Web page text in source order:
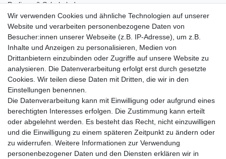
Pralinen & Schokolade
Lebensmittel
Gutscheine
Informationen
Zahlungsarten
Versandkosten
Service
Rezepte
Newsletter
Blog
Choco Patiss
|
Wir verwenden Cookies und ähnliche Technologien auf unserer
Website und verarbeiten personenbezogene Daten von
Besucher:innen unserer Webseite (z.B. IP-Adresse), um z.B.
Inhalte und Anzeigen zu personalisieren, Medien von
Drittanbietern einzubinden oder Zugriffe auf unsere Website zu
analysieren. Die Datenverarbeitung erfolgt erst durch gesetzte
Cookies. Wir teilen diese Daten mit Dritten, die wir in den
Einstellungen benennen.
Die Datenverarbeitung kann mit Einwilligung oder aufgrund eines
berechtigten Interesses erfolgen. Die Zustimmung kann erteilt
oder abgelehnt werden. Es besteht das Recht, nicht einzuwilligen
und die Einwilligung zu einem späteren Zeitpunkt zu ändern oder
zu widerrufen. Weitere Informationen zur Verwendung
personenbezogener Daten und den Diensten erklären wir in